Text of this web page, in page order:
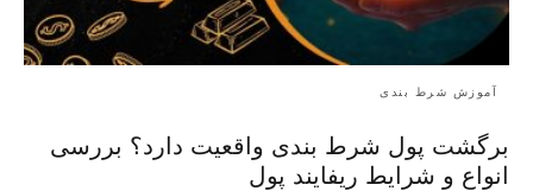
آموزش شرط بندی
برگشت پول شرط بندی واقعیت دارد؟ بررسی
انواع و شرایط ریفایند پول